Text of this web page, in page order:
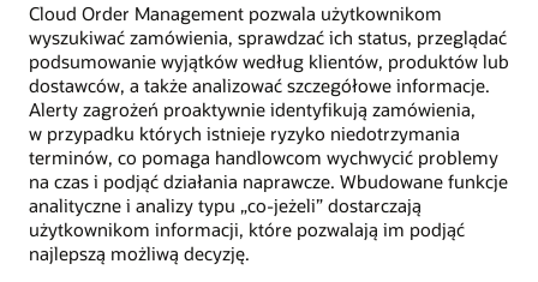
Cloud Order Management pozwala użytkownikom
wyszukiwać zamówienia, sprawdzać ich status, przeglądać
podsumowanie wyjątków według klientów, produktów lub
dostawców, a także analizować szczegółowe informacje.
Alerty zagrożeń proaktywnie identyfikują zamówienia,
w przypadku których istnieje ryzyko niedotrzymania
terminów, co pomaga handlowcom wychwycić problemy
na czas i podjąć działania naprawcze. Wbudowane funkcje
analityczne i analizy typu „co-jeżeli” dostarczają
użytkownikom informacji, które pozwalają im podjąć
najlepszą możliwą decyzję.